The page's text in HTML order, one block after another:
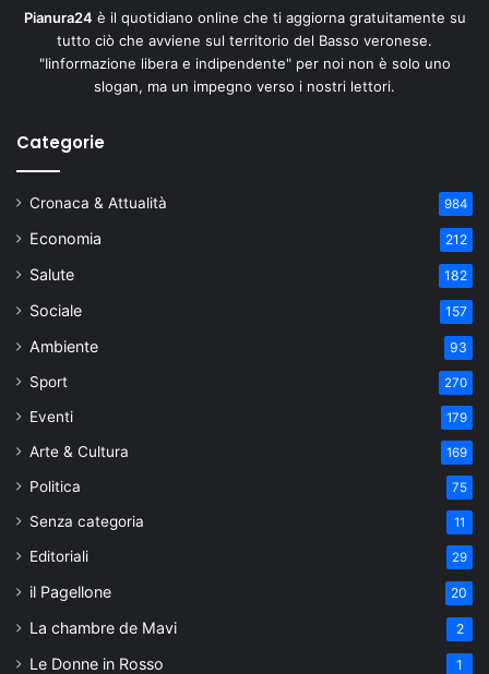
Pianura24 è il quotidiano online che ti aggiorna gratuitamente su
tutto ciò che avviene sul territorio del Basso veronese.
"Iinformazione libera e indipendente" per noi non è solo uno
slogan, ma un impegno verso i nostri lettori.
Categorie
Cronaca & Attualità 984
Economia 212
Salute 182
Sociale 157
Ambiente 93
Sport 270
Eventi 179
Arte & Cultura 169
Politica 75
Senza categoria 11
Editoriali 29
il Pagellone 20
La chambre de Mavi 2
Le Donne in Rosso 1